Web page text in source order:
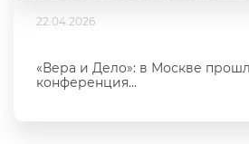
22.04.2026
«Вера и Дело»: в Москве
конференция...